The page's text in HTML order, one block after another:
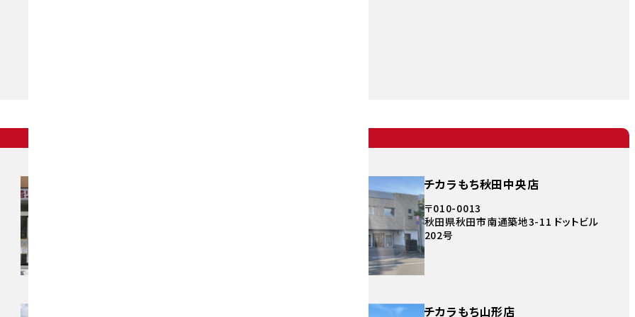
チカラもち秋田中央店
〒010-0013
秋田県秋田市南通築地3-11 ドットビル
202号
チカラもち山形店